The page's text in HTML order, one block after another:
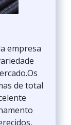
empresa
de total